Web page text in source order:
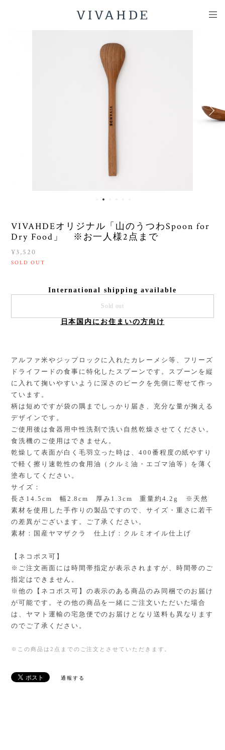
VIVAHDEオリジナル「山のうつわSpoon for
Dry Food」 ※お一人様2点まで
¥3,520
SOLD OUT
International shipping available
Sold out
日本国内にお住まいの方向け
アルファ米やジップロックに入れたカレーメシ等、フリーズ
ドライフードの食事に特化したスプーンです。スプーンを縦
に入れて掬いやすいように深さのピークを先側に寄せて作っ
ています。
柄は短めですが袋の隅までしっかり届き、充分な量が掬える
デザインです。
ご使用後は食器用中性洗剤で洗い自然乾燥させてください。
食洗機のご使用はできません。
乾燥して表面が白く毛羽立った時は、400番程度の紙やすり
で軽く擦り速乾性の食用油（クルミ油・エゴマ油等）を薄く
塗布してください。
サイズ：
長さ14.5cm 幅2.8cm 厚み1.3cm 重量約4.2g ※天然
素材を使用した手作りの製品ですので、サイズ・重さに若干
の差異がございます。ご了承ください。
素材：国産ヤマザクラ 仕上げ：クルミオイル仕上げ
【ネコポス可】
※ご注文画面には時間帯指定が表示されますが、時間帯のご
指定はできません。
※他の【ネコポス可】の表示のある商品のみ同梱でのお届け
が可能です。その他の商品を一緒にご注文いただいた場合
は、ヤマト運輸の宅急便でのお届けとなり送料も異なります
のでご了承ください。
※この商品は2点までのご注文とさせていただきます。
通報する